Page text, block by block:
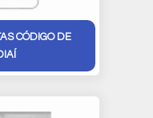
CÓDIGO DE